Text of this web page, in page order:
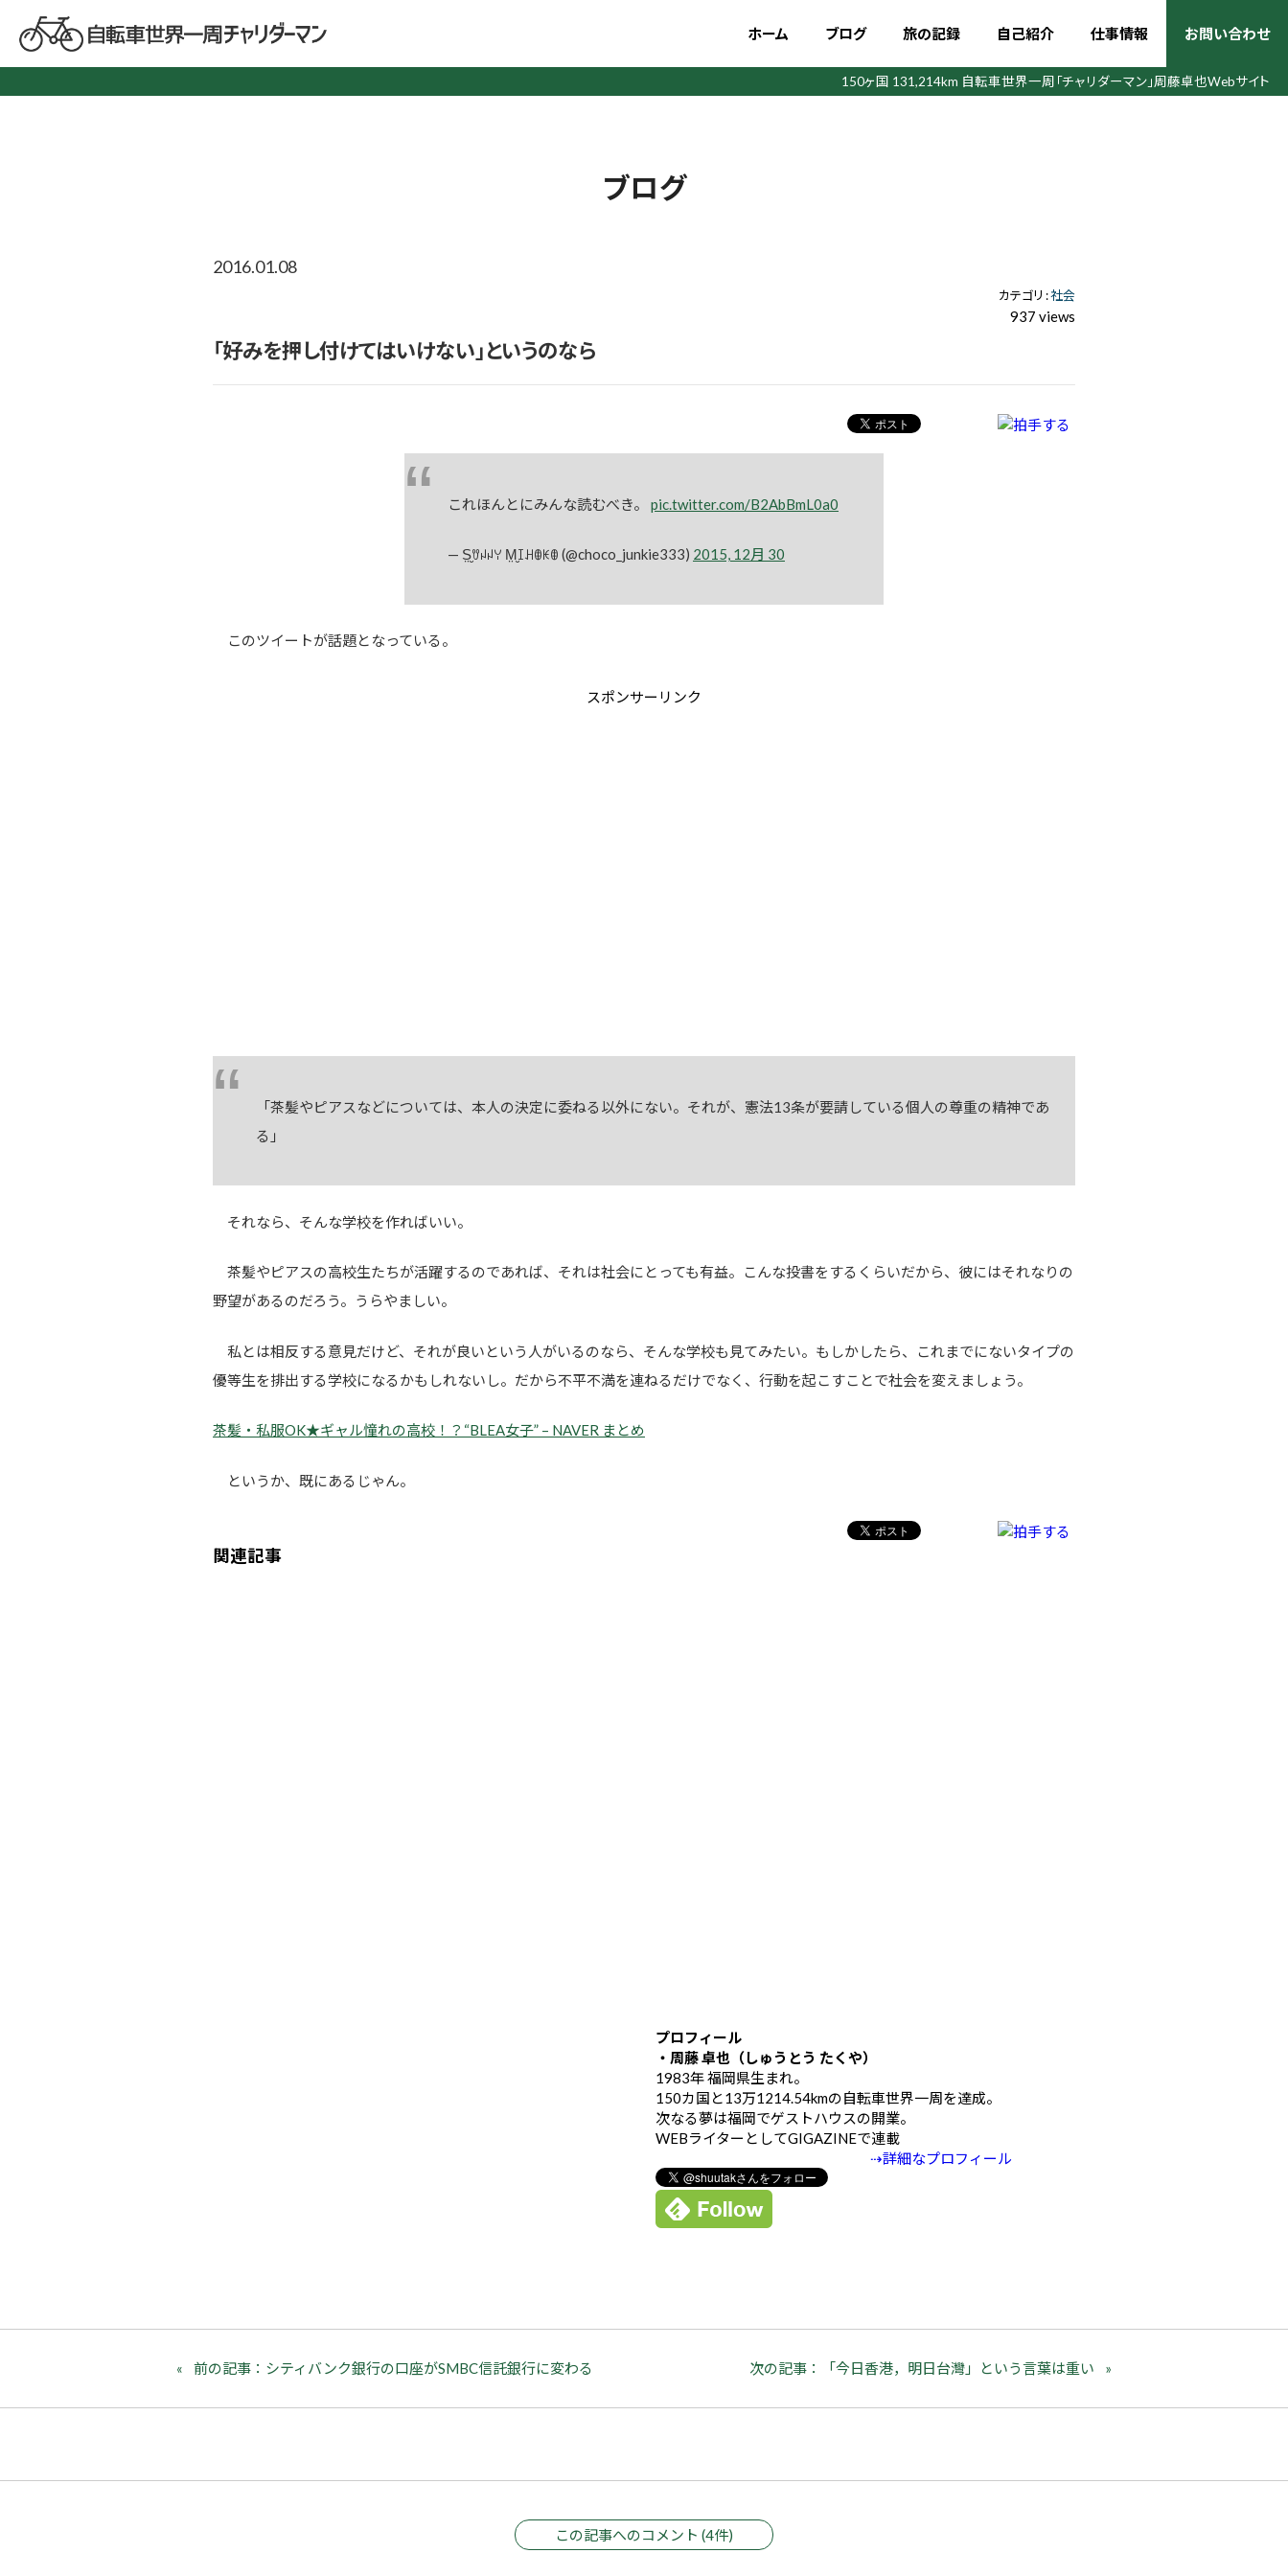
ホーム ブログ 旅の記録 自己紹介 仕事情報 お問い合わせ
150ヶ国 131,214km 自転車世界一周 「チャリダーマン」周藤卓也Webサイト
ブログ
2016.01.08
カテゴリ :社会
937 views
「好みを押し付けてはいけない」というのなら
これほんとにみんな読むべき。 pic.twitter.com/B2AbBmL0a0
— S̤̮ꀎꈤꈤꌩ M̤̮ꀤꃅꂦꀘꂦ (@choco_junkie333) 2015, 12月 30
このツイートが話題となっている。
スポンサーリンク
「茶髪やピアスなどについては、本人の決定に委ねる以外にない。それが、憲法13条が要請している個人の尊重の精神であ
る」
それなら、そんな学校を作ればいい。
茶髪やピアスの高校生たちが活躍するのであれば、それは社会にとっても有益。こんな投書をするくらいだから、彼にはそれなりの
野望があるのだろう。うらやましい。
私とは相反する意見だけど、それが良いという人がいるのなら、そんな学校も見てみたい。もしかしたら、これまでにないタイプの
優等生を排出する学校になるかもしれないし。だから不平不満を連ねるだけでなく、行動を起こすことで社会を変えましょう。
茶髪・私服OK★ギャル憧れの高校！？“BLEA女子” – NAVER まとめ
というか、既にあるじゃん。
関連記事
プロフィール
・周藤 卓也（しゅうとう たくや）
1983年 福岡県生まれ。
150カ国と13万1214.54kmの自転車世界一周を達成。
次なる夢は福岡でゲストハウスの開業。
WEBライターとしてGIGAZINEで連載
⇢詳細なプロフィール
前の記事：シティバンク銀行の口座がSMBC信託銀行に変わる 次の記事：「今日香港，明日台灣」という言葉は重い
この記事へのコメント (4件)